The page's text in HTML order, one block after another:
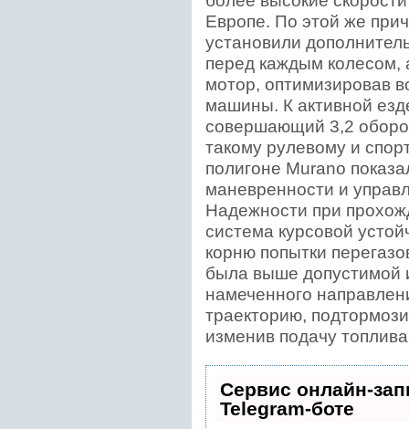
Европе. По этой же
установили
перед каждым колесом,
мотор, оптимизировав
машины. К активной
совершающий 3,2
такому рулевому и
полигоне Murano
маневренности и
Надежности при
система курсовой
корню попытки
была выше допустимой
намеченного
траекторию,
изменив подачу
Сервис онлайн-
Telegram-боте